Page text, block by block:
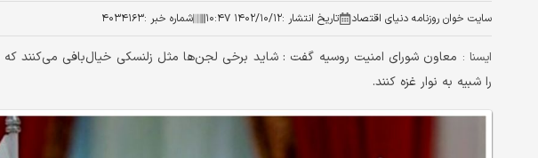
سایت خوان روزنامه دنیای اقتصاد تاریخ انتشار :۱۴۰۲/۱۰/۱۲ ۱۰:۴۷ شماره خبر :۴۰۳۴۱۶۳
ایسنا : معاون شورای امنیت روسیه گفت : شاید برخی لجن‌ها مثل زلنسکی خیال‌بافی می‌کنند
را شبیه به نوار غزه کنند.